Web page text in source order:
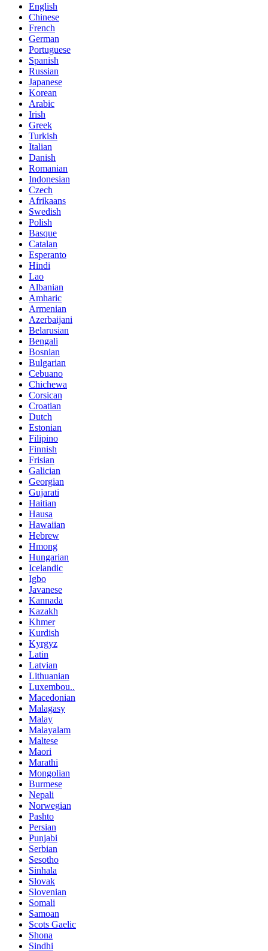
English
Chinese
French
German
Portuguese
Spanish
Russian
Japanese
Korean
Arabic
Irish
Greek
Turkish
Italian
Danish
Romanian
Indonesian
Czech
Afrikaans
Swedish
Polish
Basque
Catalan
Esperanto
Hindi
Lao
Albanian
Amharic
Armenian
Azerbaijani
Belarusian
Bengali
Bosnian
Bulgarian
Cebuano
Chichewa
Corsican
Croatian
Dutch
Estonian
Filipino
Finnish
Frisian
Galician
Georgian
Gujarati
Haitian
Hausa
Hawaiian
Hebrew
Hmong
Hungarian
Icelandic
Igbo
Javanese
Kannada
Kazakh
Khmer
Kurdish
Kyrgyz
Latin
Latvian
Lithuanian
Luxembou..
Macedonian
Malagasy
Malay
Malayalam
Maltese
Maori
Marathi
Mongolian
Burmese
Nepali
Norwegian
Pashto
Persian
Punjabi
Serbian
Sesotho
Sinhala
Slovak
Slovenian
Somali
Samoan
Scots Gaelic
Shona
Sindhi